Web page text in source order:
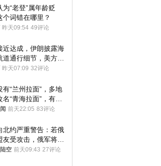
为“老登”属年龄贬
个词错在哪里？
昨天09:54 49评论
近达成，伊朗披露海
道通行细节，美方再
时”
昨天07:09 32评论
有“兰州拉面”，多地
“青海拉面”，有商
已两年
前天22:05 83评论
北约严重警告：若俄
友受攻击，俄军将动
器保护
空 前天09:43 27评论